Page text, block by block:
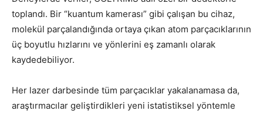
toplandı. Bir “kuantum kamerası” gibi çalışan bu cihaz,
molekül parçalandığında ortaya çıkan atom parçacıklarının
üç boyutlu hızlarını ve yönlerini eş zamanlı olarak
kaydedebiliyor.
Her lazer darbesinde tüm parçacıklar yakalanamasa da,
araştırmacılar geliştirdikleri yeni istatistiksel yöntemle